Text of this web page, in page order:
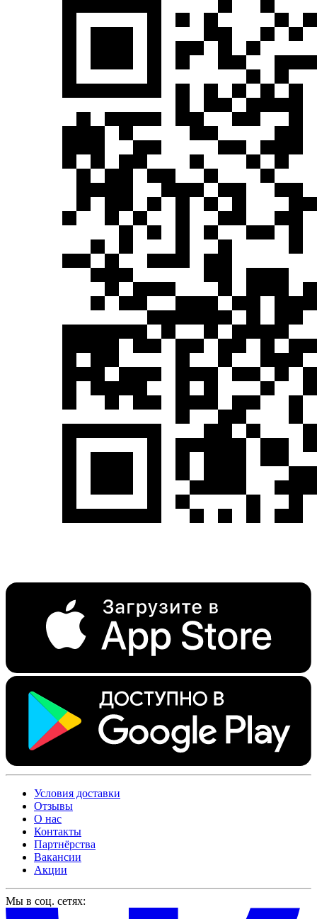
Условия доставки
Отзывы
О нас
Контакты
Партнёрства
Вакансии
Акции
Мы в соц. сетях: